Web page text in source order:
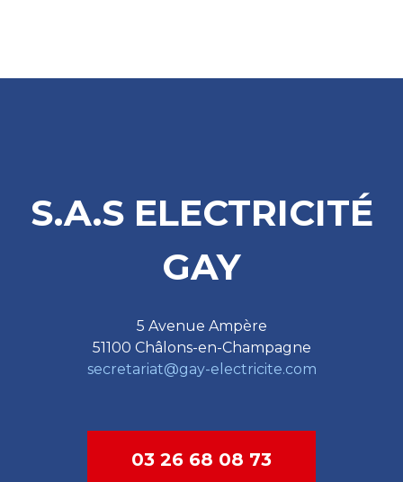
S.A.S ELECTRICITÉ
GAY
5 Avenue Ampère
51100 Châlons-en-Champagne
secretariat@gay-electricite.com
03 26 68 08 73